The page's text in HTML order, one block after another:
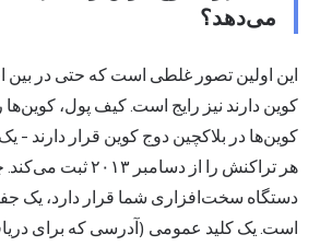
می‌دهد؟
این اولین تصور غلطی است که حتی در بین
کوین دارند نیز رایج است. کیف پول، کوین‌ها
کوین‌ها در بلاکچین دوج کوین قرار دارند
هر تراکنش را از
دستگاه سخت‌افزاری شما قرار دارد، یک
است. یک کلید عمومی (آدرسی که برای